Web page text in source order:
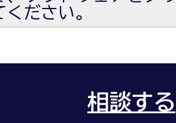
ください。
相談する